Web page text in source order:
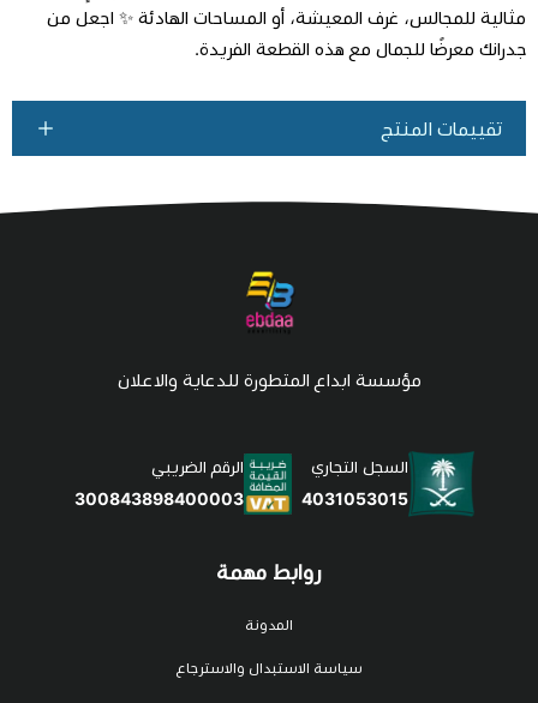
مثالية للمجالس، غرف المعيشة، أو المساحات الهادئة ✨ اجعل من
جدرانك معرضًا للجمال مع هذه القطعة الفريدة.
تقييمات المنتج
روابط مهمة
المدونة
سياسة الاستبدال والاسترجاع
مؤسسة ابداع المتطورة للدعاية والاعلان
السجل التجاري
4031053015
الرقم الضريبي
300843898400003